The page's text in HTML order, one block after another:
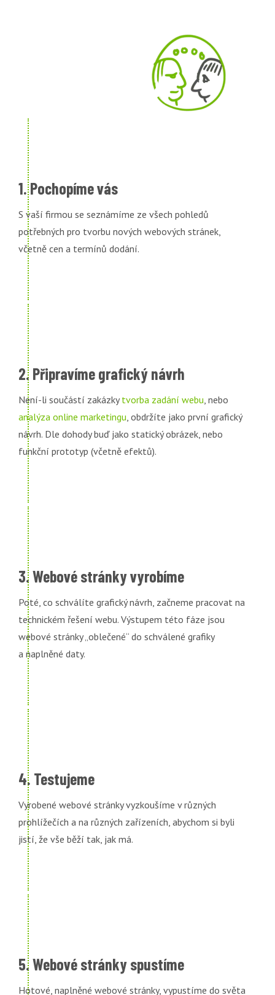
1. Pochopíme vás
S vaší firmou se seznámíme ze všech pohledů
potřebných pro tvorbu nových webových stránek,
včetně cen a termínů dodání.
2. Připravíme grafický návrh
Není-li součástí zakázkytvorba zadání webu, nebo
analýza online marketingu, obdržíte jako první grafický
návrh. Dle dohody buď jako statický obrázek, nebo
funkční prototyp (včetně efektů).
3. Webové stránky vyrobíme
Poté, co schválíte grafický návrh, začneme pracovat na
technickém řešení webu. Výstupem této fáze jsou
webové stránky „oblečené“ do schválené grafiky
a naplněné daty.
4. Testujeme
Vyrobené webové stránky vyzkoušíme v různých
prohlížečích a na různých zařízeních, abychom si byli
jistí, že vše běží tak, jak má.
5. Webové stránky spustíme
Hotové, naplněné webové stránky, vypustíme do světa